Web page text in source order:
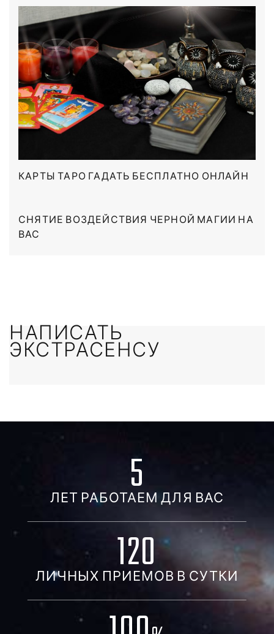
КАРТЫ ТАРО ГАДАТЬ БЕСПЛАТНО ОНЛАЙН
СНЯТИЕ ВОЗДЕЙСТВИЯ ЧЕРНОЙ МАГИИ НА
ВАС
НАПИСАТЬ
ЭКСТРАСЕНСУ
5
ЛЕТ РАБОТАЕМ ДЛЯ ВАС
120
ЛИЧНЫХ ПРИЕМОВ В СУТКИ